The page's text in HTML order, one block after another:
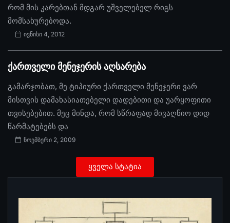
რომ მის კარებთან მდგარ უშველებელ რიგს
მომსახურებოდა.
ივნისი 4, 2012
ქართველი მენეჯერის აღსარება
გამარჯობათ, მე ტიპიური ქართველი მენეჯერი ვარ
მისთვის დამახასიათებელი დადებითი და უარყოფითი
თვისებებით. მეც მინდა, რომ სწრაფად მივაღწიო დიდ
წარმატებებს და
ნოემბერი 2, 2009
ყველა სტატია